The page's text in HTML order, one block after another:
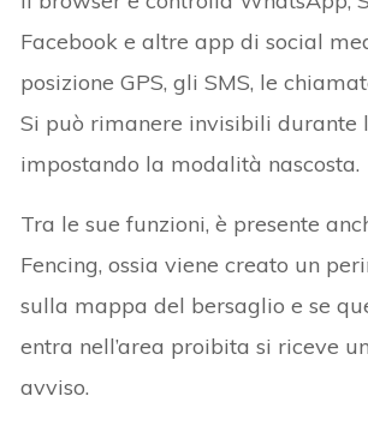
Facebook e altre app di social
posizione GPS, gli SMS, le
Si può rimanere invisibili durante
impostando la modalità nascosta.
Tra le sue funzioni, è presente
Fencing, ossia viene creato un
sulla mappa del bersaglio e se
entra nell’area proibita si riceve
avviso.